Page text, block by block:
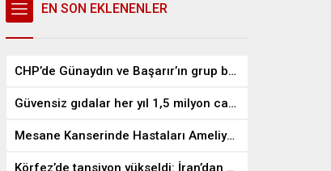
EN SON EKLENENLER
CHP’de Günaydın ve Başarır’ın grup başkanvekilliği düştü
Güvensiz gıdalar her yıl 1,5 milyon can alıyor
Mesane Kanserinde Hastaları Ameliyattan Kurtaran İlaç
Körfez’de tansiyon yükseldi: İran’dan ABD üslerine misilleme